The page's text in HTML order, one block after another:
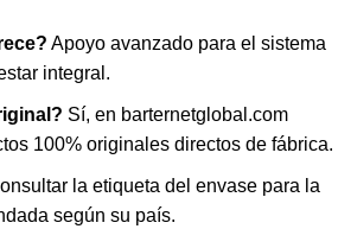
Apoyo avanzado para el sistema
integral.
Sí, en barternetglobal.com
100% originales directos de fábrica.
la etiqueta del envase para la
según su país.